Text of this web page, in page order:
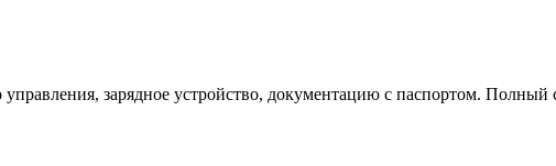
управления, зарядное устройство, документацию с паспортом. Полный